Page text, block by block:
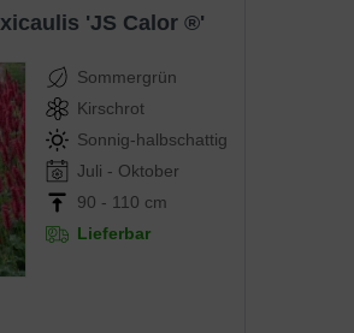
'JS Calor ®'
Sommergrün
Kirschrot
Sonnig-halbschattig
Juli - Oktober
90 - 110 cm
Lieferbar